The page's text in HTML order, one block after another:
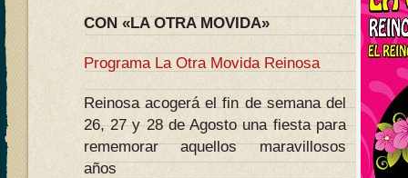
CON «LA OTRA MOVIDA»
Programa La Otra Movida Reinosa
Reinosa acogerá el fin de semana del
26, 27 y 28 de Agosto una fiesta para
rememorar aquellos maravillosos
años